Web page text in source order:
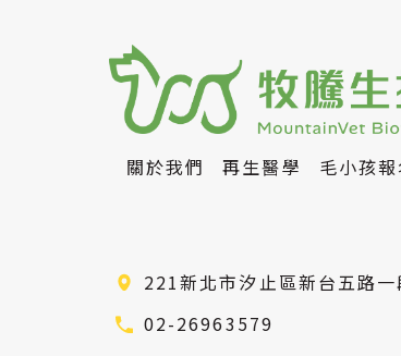
關於我們 再生醫學 毛小孩
221新北市汐止區新台五路
02-26963579